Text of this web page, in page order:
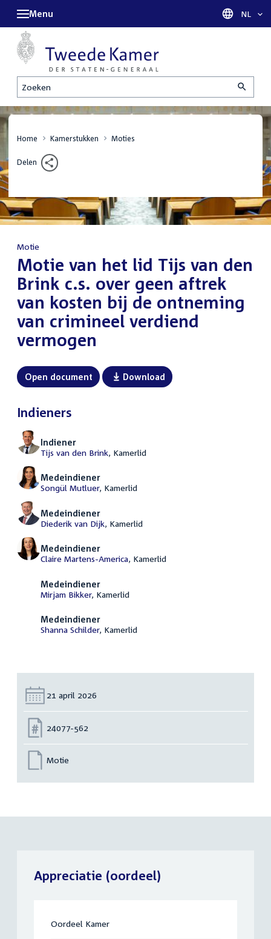
Zoeken
Menu Taal
NL
Home Kamerstukken Moties
Delen
Motie
:Motie van het lid Tijs van den
Brink c.s. over geen aftrek
van kosten bij de ontneming
van crimineel verdiend
vermogen
Open document Download
Indieners
Indiener
Tijs van den Brink, Kamerlid
Medeindiener
Songül Mutluer, Kamerlid
Medeindiener
Diederik van Dijk, Kamerlid
Medeindiener
Claire Martens-America, Kamerlid
Medeindiener
Mirjam Bikker, Kamerlid
Medeindiener
Shanna Schilder, Kamerlid
Datum:
21 april 2026
Nummer:
24077-562
Motie
Appreciatie (oordeel)
Oordeel Kamer